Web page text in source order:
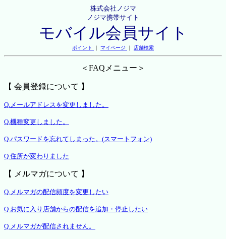
株式会社ノジマ
ノジマ携帯サイト
モバイル会員サイト
ポイント ｜ マイページ ｜ 店舗検索
＜FAQメニュー＞
【 会員登録について 】
Q.メールアドレスを変更しました。
Q.機種変更しました。
Q.パスワードを忘れてしまった。(スマートフォン)
Q.住所が変わりました
【 メルマガについて 】
Q.メルマガの配信頻度を変更したい
Q.お気に入り店舗からの配信を追加・停止したい
Q.メルマガが配信されません。